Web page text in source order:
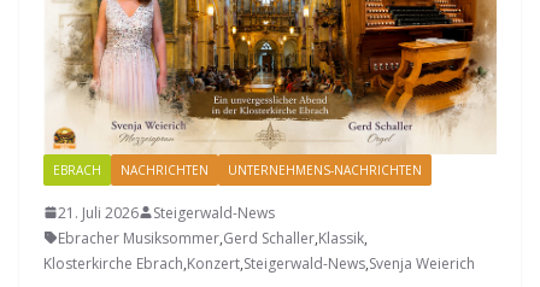
EBRACH NACHRICHTEN UNTERNEHMENS-NACHRICHTEN
21. Juli 2026
Steigerwald-News
Ebracher Musiksommer,Gerd Schaller,Klassik,
Klosterkirche Ebrach,Konzert,Steigerwald-News,Svenja Weierich